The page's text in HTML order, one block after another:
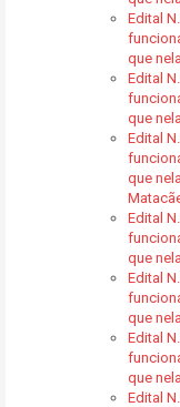
Edital
que
Edital
que
Edital
que
Edital
que
Edital
que
Edital
que
Edital